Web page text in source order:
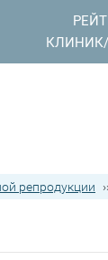
репродукции